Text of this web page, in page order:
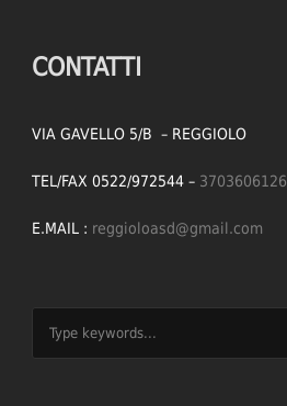
CONTATTI
VIA GAVELLO 5/B – REGGIOLO
TEL/FAX 0522/972544 – 3703606126
E.MAIL : reggioloasd@gmail.com